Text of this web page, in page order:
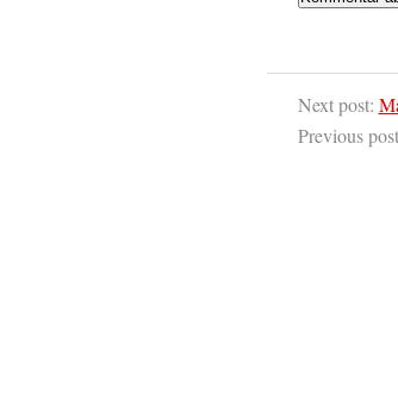
Next post:
Previous